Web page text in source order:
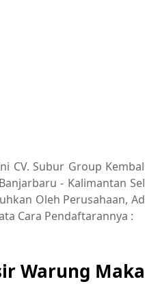
CV. Subur Group
- Kalimantan
Oleh Perusahaan,
Cara Pendaftarannya :
Warung